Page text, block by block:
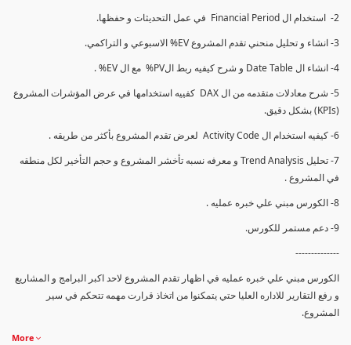
2- استخدام ال Financial Period في عمل التحديثات و حفظها.
3- انشاء و تحليل منحني تقدم المشروع EV% الاسبوعي و التراكمي.
4- انشاء ال Date Table و شرح كيفيه ربط الPV% مع ال EV% .
5- شرح معادلات متقدمه من ال DAX كفييه استخدامها في عرض المؤشرات المشروع
(KPIs) بشكل دقيق.
6- كيفيه استخدام ال Activity Code لعرض تقدم المشروع بأكثر من طريقه .
7- تحليل Trend Analysis و معرفه نسبه تأخشر المشروع و حجم التأخير لكل منطقه
في المشروع .
8- الكورس مبني علي خبره عمليه .
9- دعم مستمر للكورس.
--------------
الكورس مبني علي خبره عمليه في اظهار تقدم المشروع لاحد اكبر البرامج و المشاريع
و رفع التقارير للاداره العليا حتي يتمكنوا من اتخاذ قرارت مهمه تتحكم في سير
المشروع.
More